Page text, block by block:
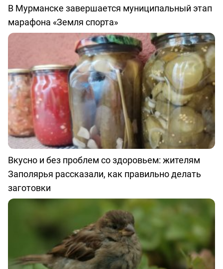
В Мурманске завершается муниципальный этап
марафона «Земля спорта»
Вкусно и без проблем со здоровьем: жителям
Заполярья рассказали, как правильно делать
заготовки